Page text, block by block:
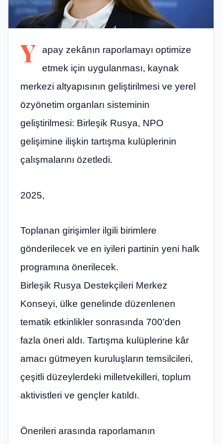
Y
apay zekânın raporlamayı optimize
etmek için uygulanması, kaynak
merkezi altyapısının geliştirilmesi ve yerel
özyönetim organları sisteminin
geliştirilmesi: Birleşik Rusya, NPO
gelişimine ilişkin tartışma kulüplerinin
çalışmalarını özetledi.
2025,
Toplanan girişimler ilgili birimlere
gönderilecek ve en iyileri partinin yeni halk
programına önerilecek.
Birleşik Rusya Destekçileri Merkez
Konseyi, ülke genelinde düzenlenen
tematik etkinlikler sonrasında 700’den
fazla öneri aldı. Tartışma kulüplerine kâr
amacı gütmeyen kuruluşların temsilcileri,
çeşitli düzeylerdeki milletvekilleri, toplum
aktivistleri ve gençler katıldı.
Önerileri arasında raporlamanın